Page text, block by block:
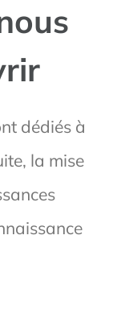
dédiés à
la mise